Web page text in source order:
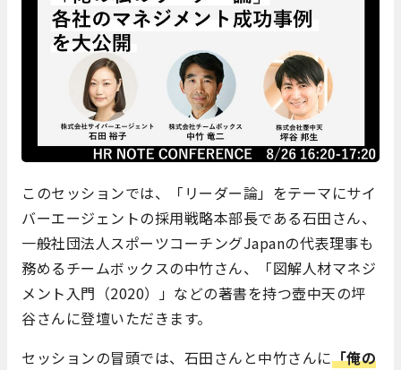
このセッションでは、「リーダー論」をテーマにサイ
バーエージェントの採用戦略本部長である石田さん、
一般社団法人スポーツコーチングJapanの代表理事も
務めるチームボックスの中竹さん、「図解人材マネジ
メント入門（2020）」などの著書を持つ壺中天の坪
谷さんに登壇いただきます。
セッションの冒頭では、石田さんと中竹さんに「俺の